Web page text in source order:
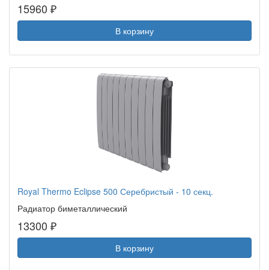
15960 ₽
В корзину
Royal Thermo Eclipse 500 Серебристый - 10 секц.
Радиатор биметаллический
13300 ₽
В корзину